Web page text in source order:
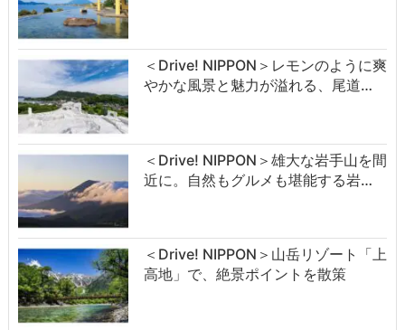
＜Drive! NIPPON＞レモンのように爽
やかな風景と魅力が溢れる、尾道…
＜Drive! NIPPON＞雄大な岩手山を間
近に。自然もグルメも堪能する岩…
＜Drive! NIPPON＞山岳リゾート「上
高地」で、絶景ポイントを散策